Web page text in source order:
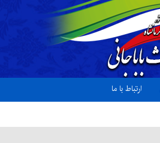
ارتباط با ما